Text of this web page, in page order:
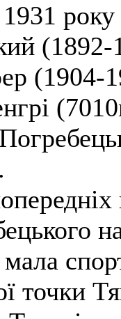
(1904-
точки